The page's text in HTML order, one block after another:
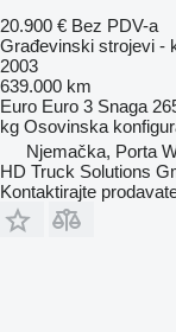
20.900 € Bez PDV-a
Građevinski strojevi -
2003
639.000 km
Euro Euro 3 Snaga
kg Osovinska
Njemačka, Porta
HD Truck Solutions
Kontaktirajte